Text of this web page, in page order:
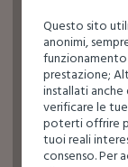
SCOPRI IL
SCOPRI IL
Questo sito
anonimi,
prestazione;
installati
verificare le
poterti offrire
tuoi reali
consenso. Per